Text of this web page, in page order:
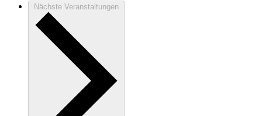
Nächste Veranstaltungen